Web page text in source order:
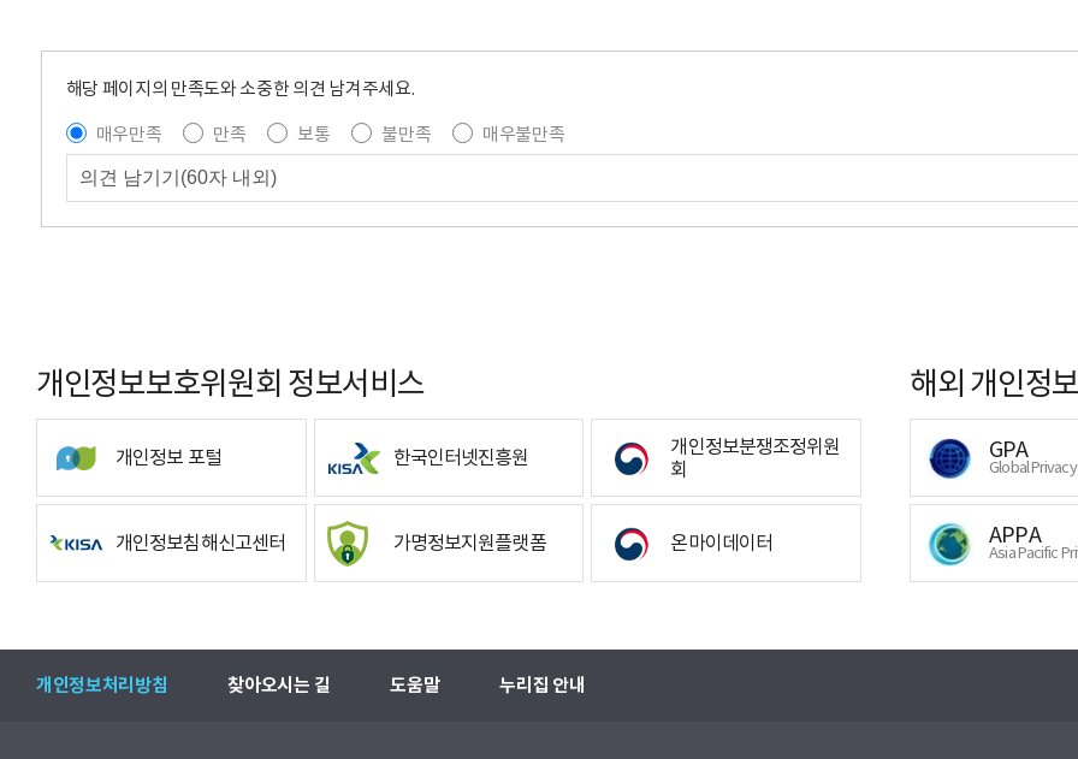
해당 페이지의 만족도와 소중한 의견 남겨주세요.
매우만족
만족 보통 불만족 매우불만족
개인정보보호위원회 정보서비스
개인정보 포털 한국인터넷진흥원
개인정보분쟁조정위원
회
개인정보침해신고센터 가명정보지원플랫폼 온마이데이터
해외 개인정
GPA
Global
APPA
Asia Pacific
개인정보처리방침 찾아오시는 길 도움말 누리집 안내